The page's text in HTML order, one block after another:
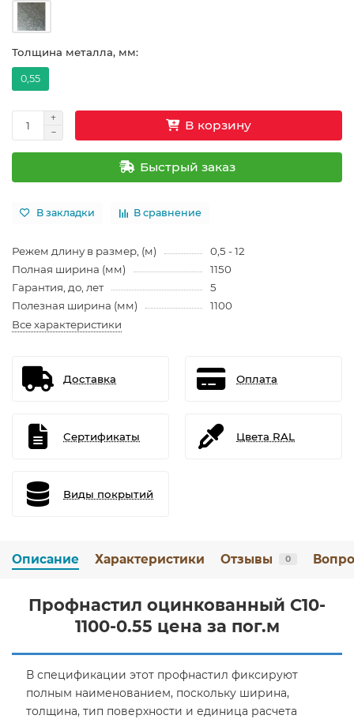
Толщина металла, мм:
0,55
В корзину
Быстрый заказ
В закладки В сравнение
Режем длину в размер, (м)
0,5 - 12
Полная ширина (мм)
1150
Гарантия, до, лет
5
Полезная ширина (мм)
1100
Все характеристики
Доставка Оплата
Сертификаты Цвета RAL
Виды покрытий
Описание Характеристики Отзывы 0
Профнастил оцинкованный С10-
1100-0.55 цена за пог.м
В спецификации этот профнастил фиксируют
полным наименованием, поскольку ширина,
толщина, тип поверхности и единица расчета